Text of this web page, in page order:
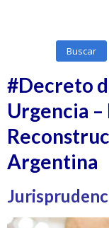
Buscar
#Decreto
Urgencia –
Argentina